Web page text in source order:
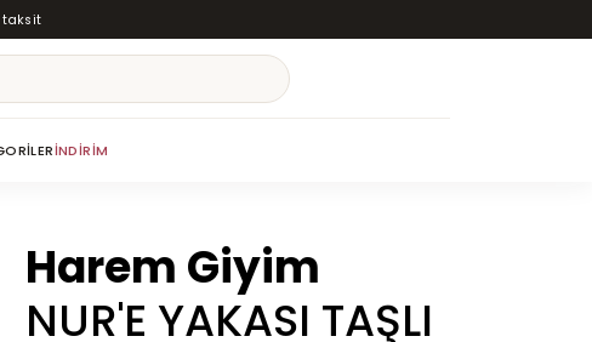
taksit
İNDIRIM
Harem Giyim
NUR'E YAKASI TAŞLI